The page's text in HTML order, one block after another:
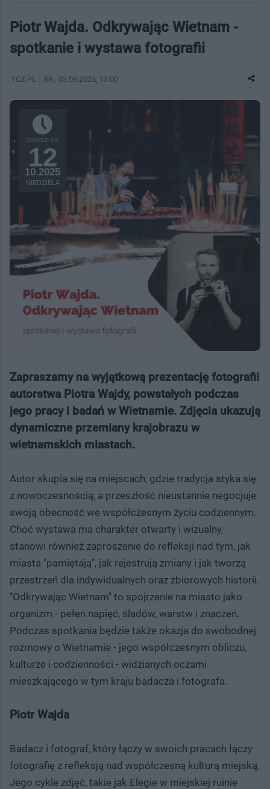
Piotr Wajda. Odkrywając Wietnam -
spotkanie i wystawa fotografii
TCZ.PL ŚR. , 03.09.2025, 13:00
ODBYŁO SIĘ
12
10.2025
NIEDZIELA
Zapraszamy na wyjątkową prezentację fotografii
autorstwa Piotra Wajdy, powstałych podczas
jego pracy i badań w Wietnamie. Zdjęcia ukazują
dynamiczne przemiany krajobrazu w
wietnamskich miastach.
Autor skupia się na miejscach, gdzie tradycja styka się
z nowoczesnością, a przeszłość nieustannie negocjuje
swoją obecność we współczesnym życiu codziennym.
Choć wystawa ma charakter otwarty i wizualny,
stanowi również zaproszenie do refleksji nad tym, jak
miasta "pamiętają", jak rejestrują zmiany i jak tworzą
przestrzeń dla indywidualnych oraz zbiorowych historii.
"Odkrywając Wietnam" to spojrzenie na miasto jako
organizm - pełen napięć, śladów, warstw i znaczeń.
Podczas spotkania będzie także okazja do swobodnej
rozmowy o Wietnamie - jego współczesnym obliczu,
kulturze i codzienności - widzianych oczami
mieszkającego w tym kraju badacza i fotografa.
Piotr Wajda
Badacz i fotograf, który łączy w swoich pracach łączy
fotografię z refleksją nad współczesną kulturą miejską.
Jego cykle zdjęć, takie jak Elegie w miejskiej ruinie